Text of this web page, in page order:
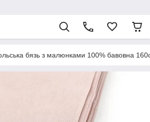
бязь з малюнками 100% бавовна